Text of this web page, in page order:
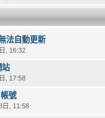
法自動更新
, 16:32
站
, 17:58
號
日, 11:58